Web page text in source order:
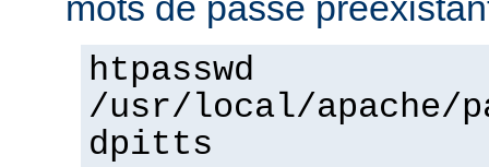
htpasswd
/usr/local/apache/
dpitts